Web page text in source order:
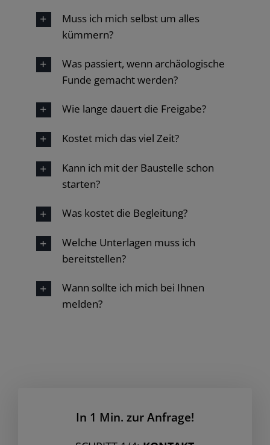
Muss ich mich selbst um alles
kümmern?
Was passiert, wenn archäologische
Funde gemacht werden?
Wie lange dauert die Freigabe?
Kostet mich das viel Zeit?
Kann ich mit der Baustelle schon
starten?
Was kostet die Begleitung?
Welche Unterlagen muss ich
bereitstellen?
Wann sollte ich mich bei Ihnen
melden?
In 1 Min. zur Anfrage!